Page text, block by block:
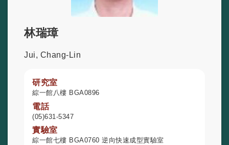
林瑞璋
Jui, Chang-Lin
研究室
綜一館八樓 BGA0896
電話
(05)631-5347
實驗室
綜一館七樓 BGA0760 逆向快速成型實驗室